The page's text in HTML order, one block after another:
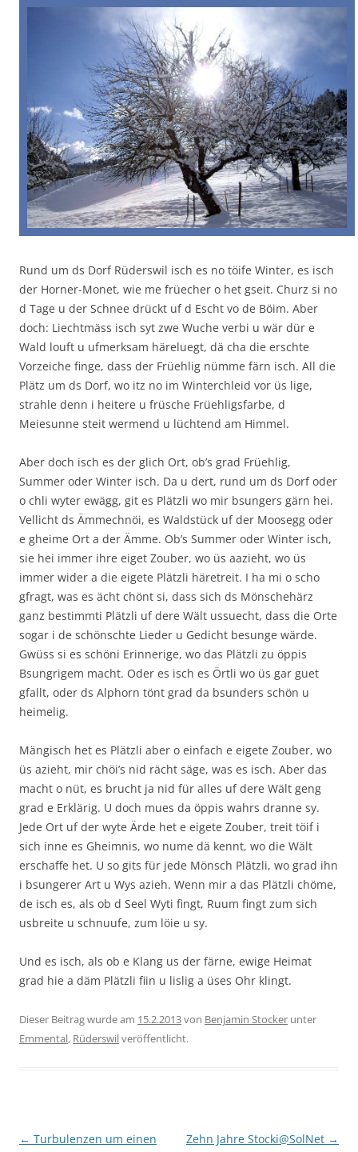
Rund um ds Dorf Rüderswil isch es no töife Winter, es isch
der Horner-Monet, wie me früecher o het gseit. Churz si no
d Tage u der Schnee drückt uf d Escht vo de Böim. Aber
doch: Liechtmäss isch syt zwe Wuche verbi u wär dür e
Wald louft u ufmerksam häreluegt, dä cha die erschte
Vorzeiche finge, dass der Früehlig nümme färn isch. All die
Plätz um ds Dorf, wo itz no im Winterchleid vor üs lige,
strahle denn i heitere u früsche Früehligsfarbe, d
Meiesunne steit wermend u lüchtend am Himmel.
Aber doch isch es der glich Ort, ob’s grad Früehlig,
Summer oder Winter isch. Da u dert, rund um ds Dorf oder
o chli wyter ewägg, git es Plätzli wo mir bsungers gärn hei.
Vellicht ds Ämmechnöi, es Waldstück uf der Moosegg oder
e gheime Ort a der Ämme. Ob’s Summer oder Winter isch,
sie hei immer ihre eiget Zouber, wo üs aazieht, wo üs
immer wider a die eigete Plätzli häretreit. I ha mi o scho
gfragt, was es ächt chönt si, dass sich ds Mönschehärz
ganz bestimmti Plätzli uf dere Wält ussuecht, dass die Orte
sogar i de schönschte Lieder u Gedicht besunge wärde.
Gwüss si es schöni Erinnerige, wo das Plätzli zu öppis
Bsungrigem macht. Oder es isch es Örtli wo üs gar guet
gfallt, oder ds Alphorn tönt grad da bsunders schön u
heimelig.
Mängisch het es Plätzli aber o einfach e eigete Zouber, wo
üs azieht, mir chöi’s nid rächt säge, was es isch. Aber das
macht o nüt, es brucht ja nid für alles uf dere Wält geng
grad e Erklärig. U doch mues da öppis wahrs dranne sy.
Jede Ort uf der wyte Ärde het e eigete Zouber, treit töif i
sich inne es Gheimnis, wo nume dä kennt, wo die Wält
erschaffe het. U so gits für jede Mönsch Plätzli, wo grad ihn
i bsungerer Art u Wys azieh. Wenn mir a das Plätzli chöme,
de isch es, als ob d Seel Wyti fingt, Ruum fingt zum sich
usbreite u schnuufe, zum löie u sy.
Und es isch, als ob e Klang us der färne, ewige Heimat
grad hie a däm Plätzli fiin u lislig a üses Ohr klingt.
Dieser Beitrag wurde am 15.2.2013von Benjamin Stocker unter
Emmental, Rüderswilveröffentlicht.
Beitragsnavigation
← Turbulenzen um einen Zehn Jahre Stocki@SolNet →